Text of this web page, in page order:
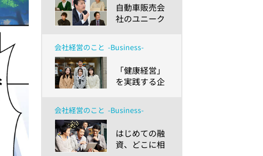
会社の取り組
みを神奈川大
が聞いてみた
​自動車販売会
社のユニーク
にどう見え
る？～ホンダ
カーズ愛知南
の取り組みを
営学部生が聞
会社経営のこと -Business-
​「健康経営」
を実践する企
～株式会社キ
タセツの取り
組みを神奈川
大学 経営学部
会社経営のこと -Business-
​はじめての融
資、どこに相